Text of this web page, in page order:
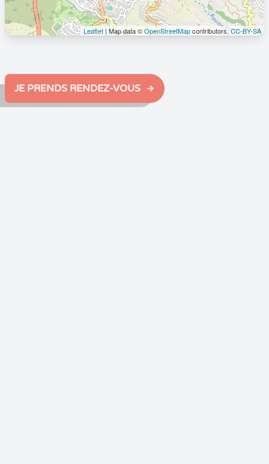
Leaflet| Map data ©OpenStreetMapcontributors,CC-BY-SA
JE PRENDS RENDEZ-VOUS